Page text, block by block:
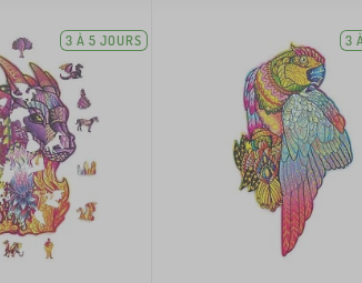
3 À 5 JOURS 3